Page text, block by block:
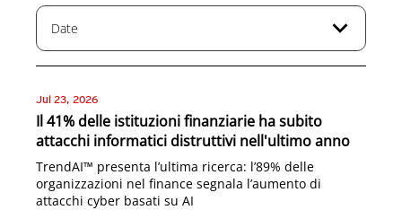
Date expand_more
Jul 23, 2026
Il 41% delle istituzioni finanziarie ha subito
attacchi informatici distruttivi nell'ultimo anno
TrendAI™ presenta l’ultima ricerca: l’89% delle
organizzazioni nel finance segnala l’aumento di
attacchi cyber basati su AI